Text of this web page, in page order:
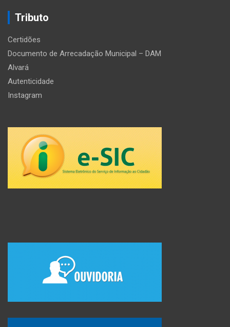
Tributo
Certidões
Documento de Arrecadação Municipal – DAM
Alvará
Autenticidade
Instagram